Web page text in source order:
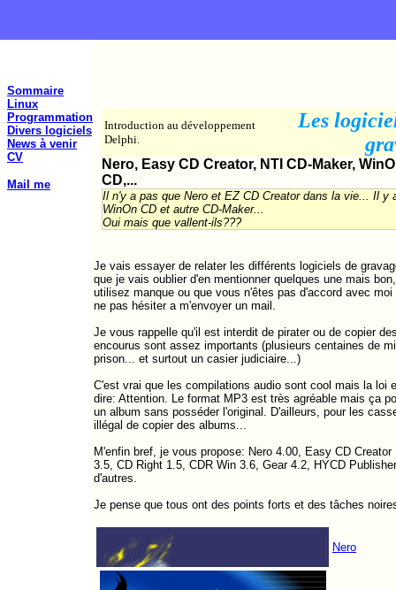
Sommaire
Linux
Programmation
Divers logiciels
News à venir
CV
Mail me
Introduction au développement
Delphi.
Les
Nero, Easy CD Creator, NTI CD-Maker,
CD,...
Il n'y a pas que Nero et EZ CD Creator dans la vie... Il y
WinOn CD et autre CD-Maker...
Oui mais que vallent-ils???
Je vais essayer de relater les différents logiciels de
que je vais oublier d'en mentionner quelques une mais
utilisez manque ou que vous n'êtes pas d'accord avec
ne pas hésiter a m'envoyer un mail.
Je vous rappelle qu'il est interdit de pirater ou de copier
encourus sont assez importants (plusieurs centaines de
prison... et surtout un casier judiciaire...)
C'est vrai que les compilations audio sont cool mais la loi
dire: Attention. Le format MP3 est très agréable mais ça
un album sans posséder l'original. D'ailleurs, pour les
illégal de copier des albums...
M'enfin bref, je vous propose: Nero 4.00, Easy CD
3.5, CD Right 1.5, CDR Win 3.6, Gear 4.2, HYCD
d'autres.
Je pense que tous ont des points forts et des tâches
Nero